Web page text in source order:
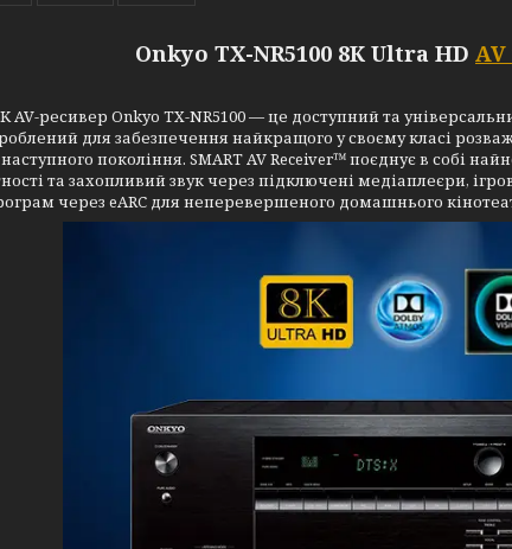
Onkyo TX-NR5100 8К Ultra HD
AV-ресивер Onkyo TX-NR5100 — це доступний та
для забезпечення найкращого у своєму класі
покоління. SMART AV Receiver™ поєднує в собі
та захопливий звук через підключені медіаплеєри,
через eARC для неперевершеного домашнього